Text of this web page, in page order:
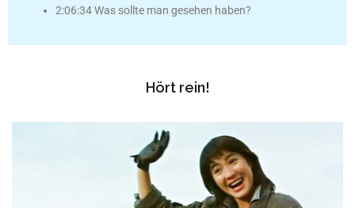
2:06:34 Was sollte man gesehen haben?
Hört rein!